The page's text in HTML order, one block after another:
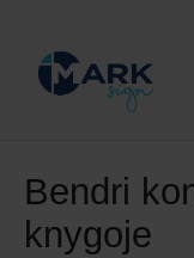
Bendri
knygoje